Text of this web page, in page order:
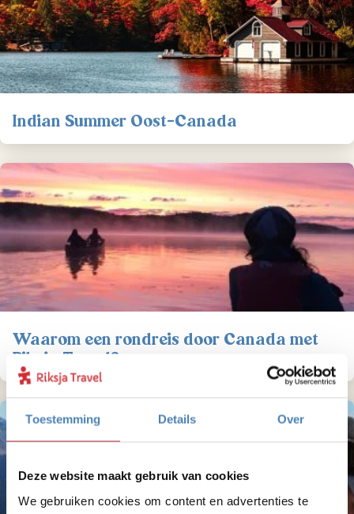
Toestemming Details Over
Deze website maakt gebruik van cookies
We gebruiken cookies om content en advertenties te
Indian Summer Oost-Canada
Waarom een rondreis door Canada met
Riksja Travel?